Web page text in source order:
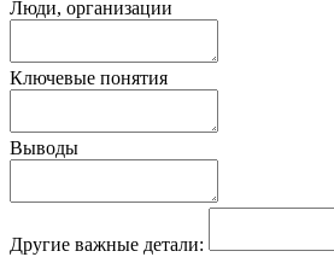
Люди, организации
Ключевые понятия
Выводы
Другие важные детали: